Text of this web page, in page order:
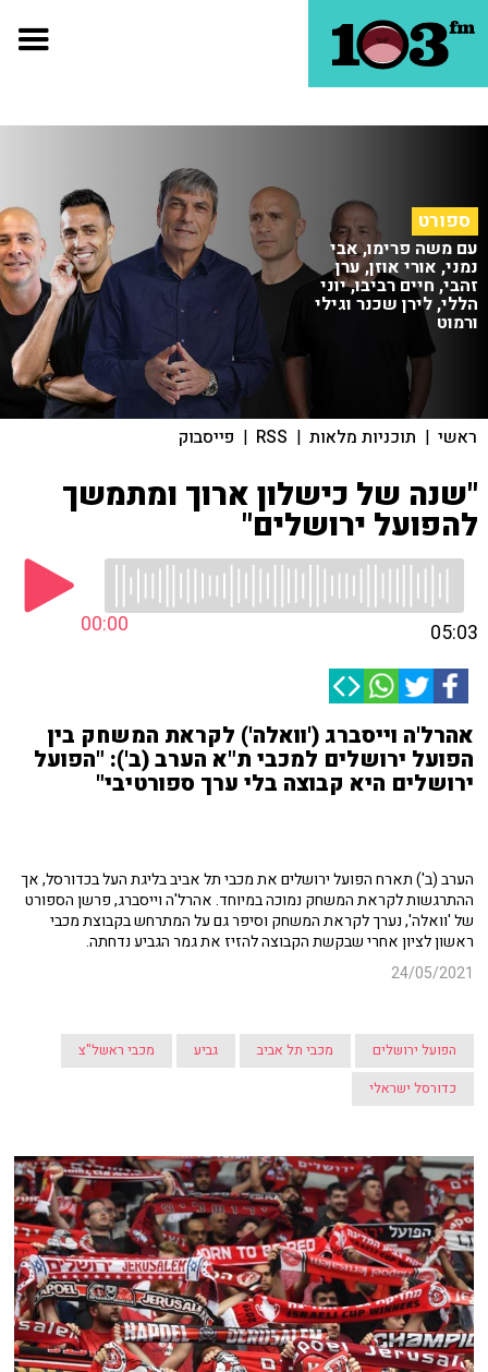
ספורט
עם משה פרימו, אבי
נמני, אורי אוזן, ערן
זהבי, חיים רביבו, יוני
הללי, לירן שכנר וגילי
ורמוט
ראשי | תוכניות מלאות |
RSS
| פייסבוק
"שנה של כישלון ארוך ומתמשך
להפועל ירושלים"
00:00 05:03
אהרל'ה וייסברג ('וואלה') לקראת המשחק בין
הפועל ירושלים למכבי ת"א הערב (ב'): "הפועל
ירושלים היא קבוצה בלי ערך ספורטיבי"
הערב (ב') תארח הפועל ירושלים את מכבי תל אביב בליגת העל בכדורסל, אך
ההתרגשות לקראת המשחק נמוכה במיוחד. אהרל'ה וייסברג, פרשן הספורט
של 'וואלה', נערך לקראת המשחק וסיפר גם על המתרחש בקבוצת מכבי
ראשון לציון אחרי שבקשת הקבוצה להזיז את גמר הגביע נדחתה.
24/05/2021
הפועל ירושלים מכבי תל אביב גביע
מכבי ראשל"צ
כדורסל ישראלי